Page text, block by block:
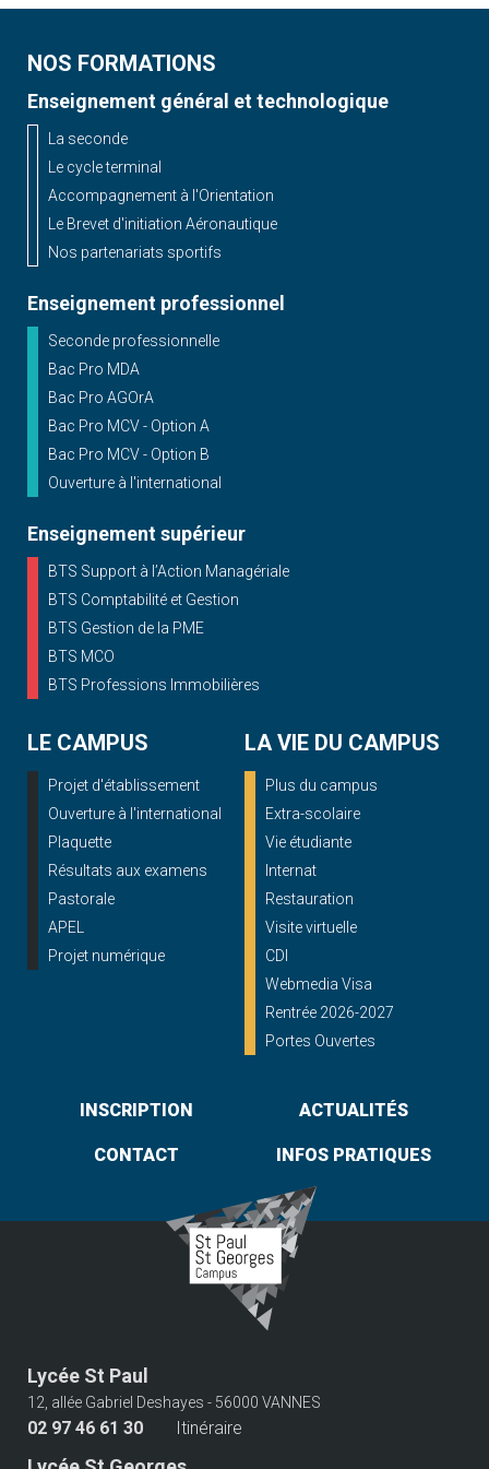
NOS FORMATIONS
Enseignement général et technologique
La seconde
Le cycle terminal
Accompagnement à l'Orientation
Le Brevet d'initiation Aéronautique
Nos partenariats sportifs
Enseignement professionnel
Seconde professionnelle
Bac Pro MDA
Bac Pro AGOrA
Bac Pro MCV - Option A
Bac Pro MCV - Option B
Ouverture à l'international
Enseignement supérieur
BTS Support à l’Action Managériale
BTS Comptabilité et Gestion
BTS Gestion de la PME
BTS MCO
BTS Professions Immobilières
LE CAMPUS
Projet d'établissement
Ouverture à l'international
Plaquette
Résultats aux examens
Pastorale
APEL
Projet numérique
LA VIE DU CAMPUS
Plus du campus
Extra-scolaire
Vie étudiante
Internat
Restauration
Visite virtuelle
CDI
Webmedia Visa
Rentrée 2026-2027
Portes Ouvertes
INSCRIPTION ACTUALITÉS
CONTACT INFOS PRATIQUES
Lycée St Paul
12, allée Gabriel Deshayes - 56000 VANNES
02 97 46 61 30 Itinéraire